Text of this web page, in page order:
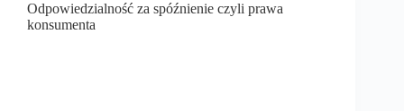
Odpowiedzialność za spóźnienie czyli prawa
konsumenta